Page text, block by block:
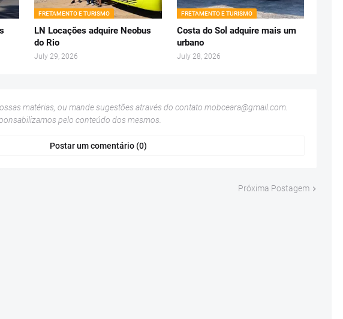
FRETAMENTO E TURISMO
LN Locações adquire Neobus
do Rio
July 29, 2026
FRETAMENTO E TURISMO
Costa do Sol adquire mais um
urbano
July 28, 2026
matérias, ou mande sugestões através do contato mobceara@gmail.com.
pelo conteúdo dos mesmos.
Postar um comentário (0)
Próxima Postagem